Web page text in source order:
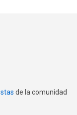
de la comunidad